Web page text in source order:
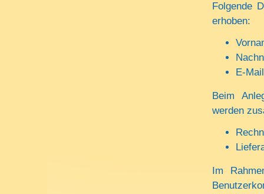
Folgende
erhoben:
E-
Beim
werden
Im